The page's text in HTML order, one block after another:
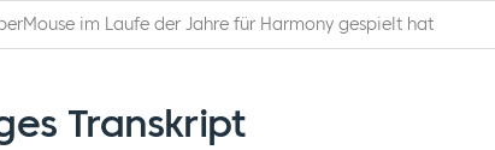
im Laufe der Jahre für Harmony gespielt hat
Transkript